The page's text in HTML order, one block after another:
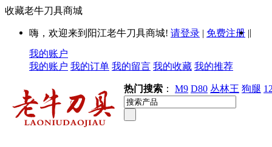
收藏老牛刀具商城
嗨，欢迎来到阳江老牛刀具商城! 请登录 | 免费注册 ||
我的账户
我的账户 我的订单 我的留言 我的收藏 我的推荐
热门搜索 ： M9 D80 丛林王 狗腿